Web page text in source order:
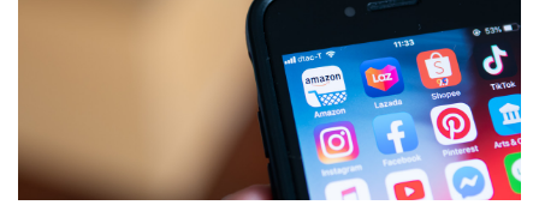
หากแบรนด์ต้องการให้ไม่ขาดทุน จะต้องคำนวณโดย
เอา ราคาขาย (100 บาท) หารด้วย ต้นทุนทั้งหมด (40
บาท) จะได้ Breakeven ROAS เท่ากับ 2.5 แสดงว่า
เวลาแบรนด์หรือร้านค้ายิงโฆษณา 100 บาท ต้องได้
ยอดขายคืนมา 250 บาท จึงจะไม่ขาดทุน